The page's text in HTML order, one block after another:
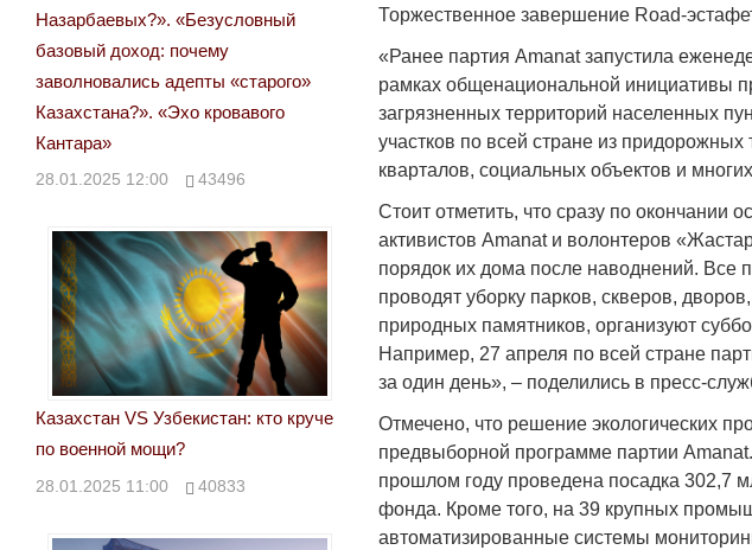
Торжественное завершение Road-
«Ранее партия Amanat запустила
рамках общенациональной инициативы
загрязненных территорий населенных
участков по всей стране из
кварталов, социальных объектов и
Стоит отметить, что сразу по окончании
активистов Amanat и волонтеров
порядок их дома после наводнений. Все
проводят уборку парков, скверов,
природных памятников, организуют
Например, 27 апреля по всей стране
за один день», – поделились в пресс-
Отмечено, что решение экологических
предвыборной программе партии
прошлом году проведена посадка 302,7
фонда. Кроме того, на 39 крупных
автоматизированные системы
Назарбаевых?». «Безусловный
базовый доход: почему
заволновались адепты «старого»
Казахстана?». «Эхо кровавого
Кантара»
28.01.2025 12:00 43496
Казахстан VS Узбекистан: кто круче
по военной мощи?
28.01.2025 11:00 40833